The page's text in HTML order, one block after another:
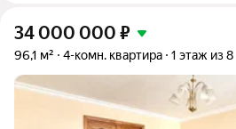
34 000 000 ₽
96,1 м² 4-комн. квартира 1 этаж из 8